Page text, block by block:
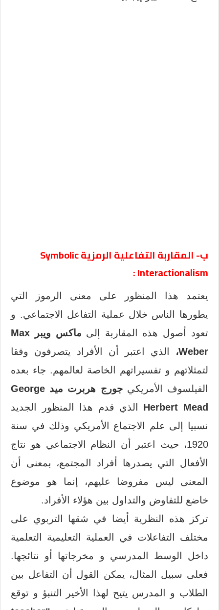
ب- المقاربة التفاعلية الرمزية Symbolic
Interactionalism :
يعتمد هذا المنظور على معنى الرموز التي
يطورها الناس خلال عملية التفاعل الاجتماعي. و
تعود أصول هذه المقاربة إلى
ماكس ويبر Max
Weber،
الذي اعتبر أن الأفراد يتصرفون وفقا
لتمثلاتهم و تفسيراتهم الخاصة لعالمهم. جاء بعده
الفيلسوف الأمريكي
جورج هربرت ميد George
Herbert Mead الذي قدم هذا المنظور الجديد
نسبيا إلى علم الاجتماع الأمريكي وذلك في سنة
1920، حيث اعتبر أن النظام الاجتماعي هو نتاج
الأفعال التي يصدرها أفراد المجتمع، بمعنى أن
المعنى ليس مفروضا عليهم، إنما هو موضوع
خاضع للتفاوض والتداول بين هؤلاء الأفراد.
تركز هذه النظرية أيضا في شقها التربوي على
مختلف التفاعلات في العملية التعليمية التعلمية
داخل الوسط المدرسي و مخرجاتها أو نتائجها.
فعلى سبيل المثال، يمكن القول أن التفاعل بين
الطلاب و المدرس يتيح لهذا الأخير التنبؤ و توقع